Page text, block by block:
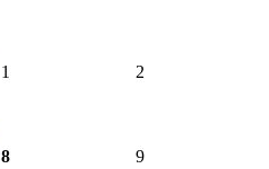
1 2
8 9